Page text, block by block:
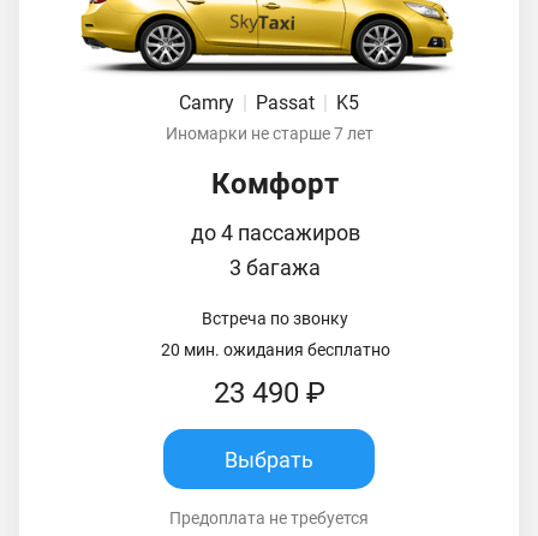
Camry Passat K5
Иномарки не старше 7 лет
Комфорт
до 4 пассажиров
3 багажа
Встреча по звонку
20 мин. ожидания бесплатно
23 490 ₽
Выбрать
Предоплата не требуется